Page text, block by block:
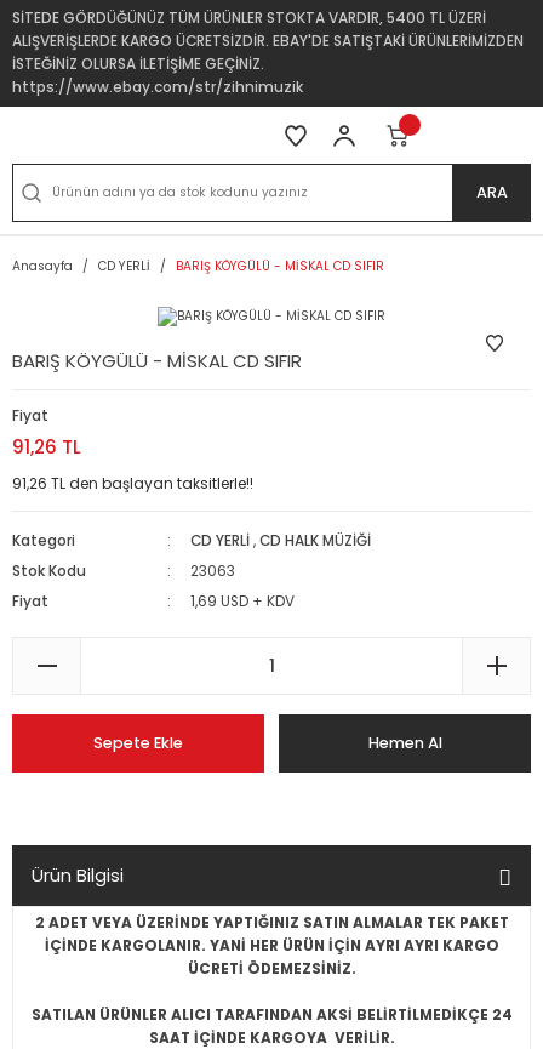
SİTEDE GÖRDÜĞÜNÜZ TÜM ÜRÜNLER STOKTA VARDIR, 5400 TL ÜZERİ
ALIŞVERİŞLERDE KARGO ÜCRETSİZDİR. EBAY'DE SATIŞTAKİ ÜRÜNLERİMİZDEN
İSTEĞİNİZ OLURSA İLETİŞİME GEÇİNİZ.
https://www.ebay.com/str/zihnimuzik
ARA
Anasayfa CD YERLİ BARIŞ KÖYGÜLÜ - MİSKAL CD SIFIR
BARIŞ KÖYGÜLÜ - MİSKAL CD SIFIR
Fiyat
91,26 TL
91,26 TL den başlayan taksitlerle!!
Kategori CD YERLİ ,CD HALK MÜZİĞİ
Stok Kodu
23063
Fiyat
1,69 USD + KDV
Sepete Ekle Hemen Al
Ürün Bilgisi
2 ADET VEYA ÜZERİNDE YAPTIĞINIZ SATIN ALMALAR TEK PAKET
İÇİNDE KARGOLANIR. YANİ HER ÜRÜN İÇİN AYRI AYRI KARGO
ÜCRETİ ÖDEMEZSİNİZ.
SATILAN ÜRÜNLER ALICI TARAFINDAN AKSİ BELİRTİLMEDİKÇE 24
SAAT İÇİNDE KARGOYA VERİLİR.